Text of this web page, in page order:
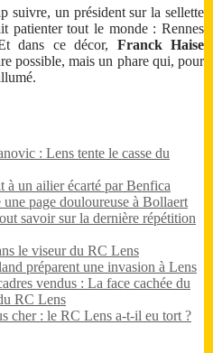
suivre, un président sur la sellette
patienter tout le monde : Rennes
dans ce décor, Franck Haise
possible, mais un phare qui, pour
: Lens tente le casse du
à un ailier écarté par Benfica
page douloureuse à Bollaert
savoir sur la dernière répétition
le viseur du RC Lens
préparent une invasion à Lens
vendus : La face cachée du
RC Lens
cher : le RC Lens a-t-il eu tort ?